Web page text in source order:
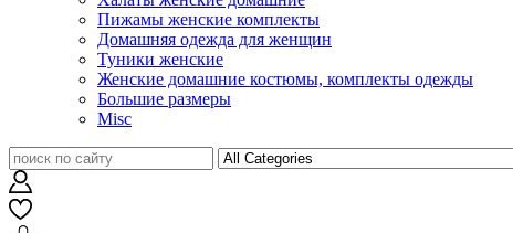
Пижамы женские комплекты
Домашняя одежда для женщин
Туники женские
Женские домашние костюмы, комплекты одежды
Большие размеры
Misc